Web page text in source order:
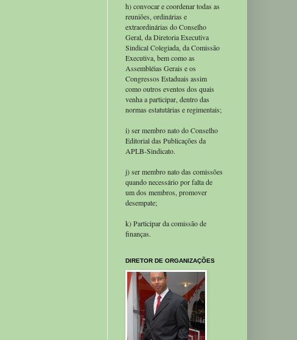
h) convocar e coordenar todas as
reuniões, ordinárias e
extraordinárias do Conselho
Geral, da Diretoria Executiva
Sindical Colegiada, da Comissão
Executiva, bem como as
Assembléias Gerais e os
Congressos Estaduais assim
como outros eventos dos quais
venha a participar, dentro das
normas estatutárias e regimentais;
i) ser membro nato do Conselho
Editorial das Publicações da
APLB-Sindicato.
j) ser membro nato das comissões
quando necessário por falta de
um dos membros, promover
desempate;
k) Participar da comissão de
finanças.
DIRETOR DE ORGANIZAÇÕES